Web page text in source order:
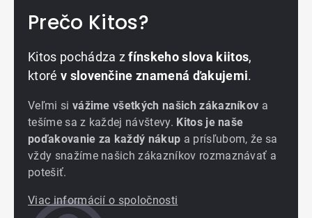
Prečo Kitos?
Kitos pochádza zfínskeho slova kiitos,
ktoré v slovenčine znamená ďakujemi.
Veľmi si vážime všetkých našich zákazníkov a
tešíme sa z každej návštevy. Kitos je naše
poďakovanie za každý nákup a prísľubom, že sa
vždy snažíme našich zákazníkov rozmaznávať a
potešiť.
Viac informácií o spoločnosti